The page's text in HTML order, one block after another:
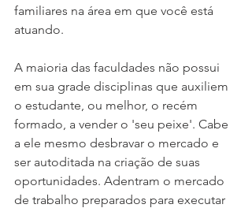
familiares na área em que você está
atuando.
A maioria das faculdades não possui
em sua grade disciplinas que auxiliem
o estudante, ou melhor, o recém
formado, a vender o 'seu peixe'. Cabe
a ele mesmo desbravar o mercado e
ser autoditada na criação de suas
oportunidades. Adentram o mercado
de trabalho preparados para executar